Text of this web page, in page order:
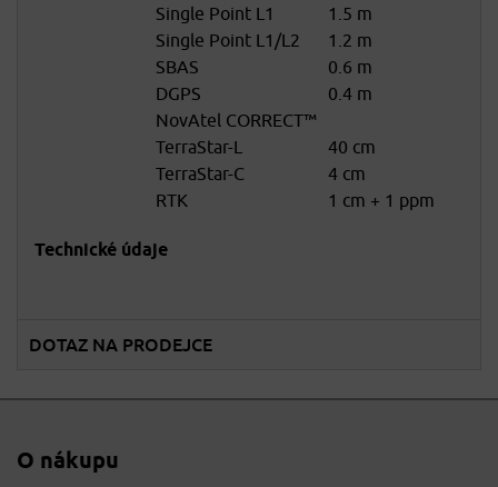
Single Point L1
1.5 m
Single Point L1/L2
1.2 m
SBAS
0.6 m
DGPS
0.4 m
NovAtel CORRECT™
TerraStar-L
40 cm
TerraStar-C
4 cm
RTK
1 cm + 1 ppm
Technické údaje
DOTAZ NA PRODEJCE
O nákupu